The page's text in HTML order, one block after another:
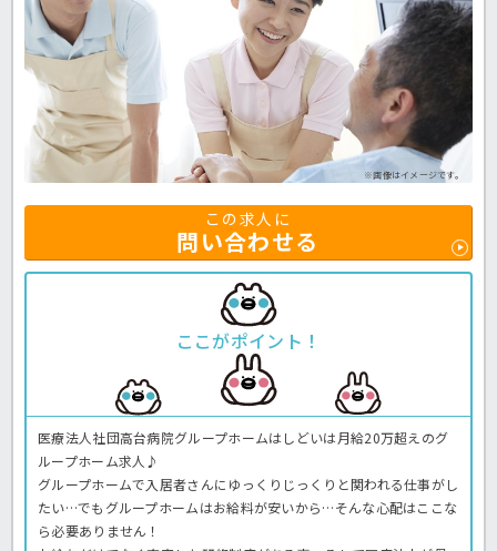
※画像はイメージです。
この求人に
問い合わせる
ここがポイント！
医療法人社団高台病院グループホームはしどいは月給20万超えのグ
ループホーム求人♪
グループホームで入居者さんにゆっくりじっくりと関われる仕事がし
たい…でもグループホームはお給料が安いから…そんな心配はここな
ら必要ありません！